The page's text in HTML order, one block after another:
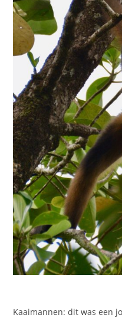
Kaaimannen: dit was een